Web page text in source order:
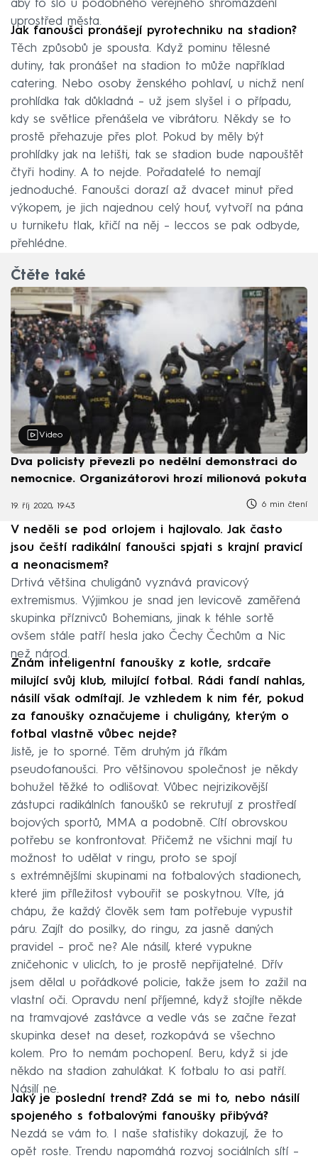
aby to šlo u podobného veřejného shromáždění
uprostřed města.
Jak fanoušci pronášejí pyrotechniku na stadion?
Těch způsobů je spousta. Když pominu tělesné
dutiny, tak pronášet na stadion to může například
catering. Nebo osoby ženského pohlaví, u nichž není
prohlídka tak důkladná – už jsem slyšel i o případu,
kdy se světlice přenášela ve vibrátoru. Někdy se to
prostě přehazuje přes plot. Pokud by měly být
prohlídky jak na letišti, tak se stadion bude napouštět
čtyři hodiny. A to nejde. Pořadatelé to nemají
jednoduché. Fanoušci dorazí až dvacet minut před
výkopem, je jich najednou celý houf, vytvoří na pána
u turniketu tlak, křičí na něj – leccos se pak odbyde,
přehlédne.
Čtěte také
Video
Dva policisty převezli po nedělní demonstraci do
nemocnice. Organizátorovi hrozí milionová pokuta
19. říj 2020, 19:43 6 min čtení
V neděli se pod orlojem i hajlovalo. Jak často
jsou čeští radikální fanoušci spjati s krajní pravicí
a neonacismem?
Drtivá většina chuligánů vyznává pravicový
extremismus. Výjimkou je snad jen levicově zaměřená
skupinka příznivců Bohemians, jinak k téhle sortě
ovšem stále patří hesla jako Čechy Čechům a Nic
než národ.
Znám inteligentní fanoušky z kotle, srdcaře
milující svůj klub, milující fotbal. Rádi fandí nahlas,
násilí však odmítají. Je vzhledem k nim fér, pokud
za fanoušky označujeme i chuligány, kterým o
fotbal vlastně vůbec nejde?
Jistě, je to sporné. Těm druhým já říkám
pseudofanoušci. Pro většinovou společnost je někdy
bohužel těžké to odlišovat. Vůbec nejrizikovější
zástupci radikálních fanoušků se rekrutují z prostředí
bojových sportů, MMA a podobně. Cítí obrovskou
potřebu se konfrontovat. Přičemž ne všichni mají tu
možnost to udělat v ringu, proto se spojí
s extrémnějšími skupinami na fotbalových stadionech,
které jim příležitost vybouřit se poskytnou. Víte, já
chápu, že každý člověk sem tam potřebuje vypustit
páru. Zajít do posilky, do ringu, za jasně daných
pravidel – proč ne? Ale násilí, které vypukne
zničehonic v ulicích, to je prostě nepřijatelné. Dřív
jsem dělal u pořádkové policie, takže jsem to zažil na
vlastní oči. Opravdu není příjemné, když stojíte někde
na tramvajové zastávce a vedle vás se začne řezat
skupinka deset na deset, rozkopává se všechno
kolem. Pro to nemám pochopení. Beru, když si jde
někdo na stadion zahulákat. K fotbalu to asi patří.
Násilí ne.
Jaký je poslední trend? Zdá se mi to, nebo násilí
spojeného s fotbalovými fanoušky přibývá?
Nezdá se vám to. I naše statistiky dokazují, že to
opět roste. Trendu napomáhá rozvoj sociálních sítí –